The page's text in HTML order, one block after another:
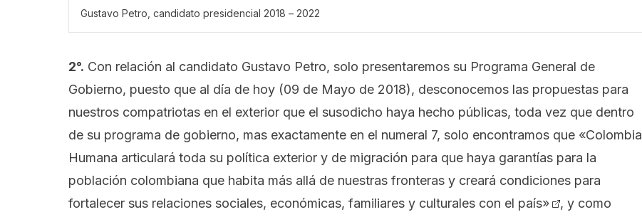
Gustavo Petro, candidato presidencial 2018 – 2022
2°. Con relación al candidato Gustavo Petro, solo presentaremos su Programa General de
Gobierno, puesto que al día de hoy (09 de Mayo de 2018), desconocemos las propuestas para
nuestros compatriotas en el exterior que el susodicho haya hecho públicas, toda vez que dentro
de su programa de gobierno, mas exactamente en el numeral 7, solo encontramos que «Colombia
Humana articulará toda su política exterior y de migración para que haya garantías para la
población colombiana que habita más allá de nuestras fronteras y creará condiciones para
fortalecer sus relaciones sociales, económicas, familiares y culturales con el país»
, y como